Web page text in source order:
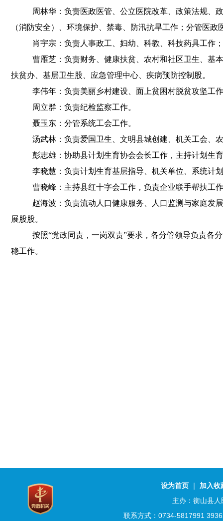
周林华：负责医政医管、公立医院改革、政策法规、
（消防安全）、环境保护、禁毒、防汛抗旱工作 ； 分管医政
肖宇宗：负责人事政工、妇幼、科教、科技药具工作；
曹雁芝：负责财务、健康扶贫、农村和社区卫生、基
扶贫办、基层卫生股、应急管理中心、疾病预防控制股。
李伟年：负责美丽乡村建设、面上贫困村脱贫攻坚工作
周立群：负责纪检监察工作。
聂玉东：分管系统工会工作。
汤武林：负责爱国卫生、文明县城创建、机关工会、
彭志雄：协助县计划生育协会会长工作， 主持计划生
李晓慧：负责计划生育基层指导、机关单位、系统计
曹晓峰：主持县红十字会工作， 负责企业联手帮扶工作
赵海波：负责流动人口健康服务、人口监测与家庭发
展股股。
按照“党政同责， 一岗双责”要求， 各分管领导负责各
稳工作。
设为首页 ｜ 加入收
主办：衡山县
联系方式：0734-5817991